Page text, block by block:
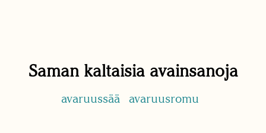
Saman kaltaisia avainsanoja
avaruussää avaruusromu